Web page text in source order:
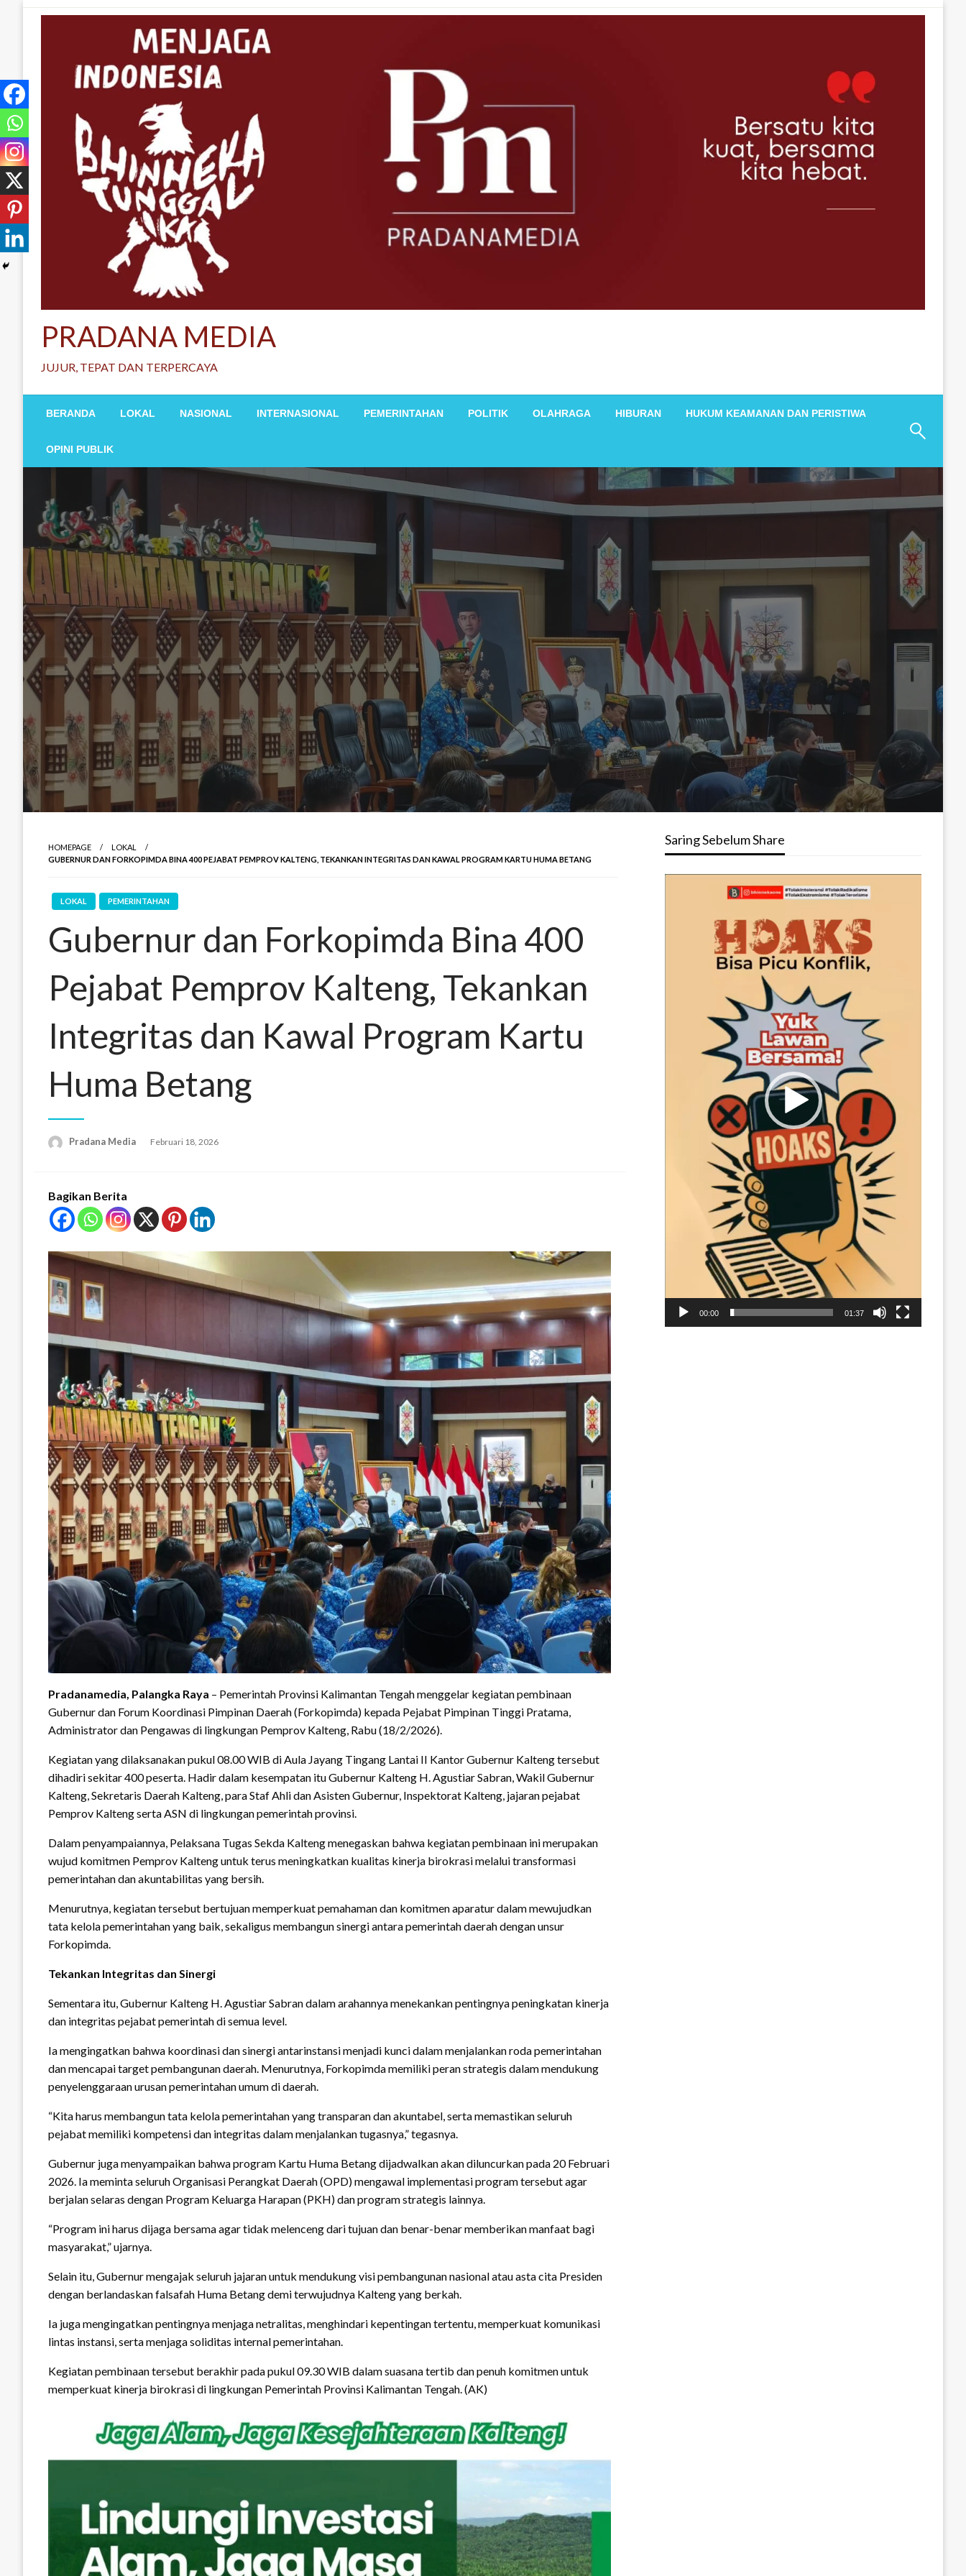
PRADANA MEDIA
JUJUR, TEPAT DAN TERPERCAYA
BERANDA LOKAL NASIONAL INTERNASIONAL PEMERINTAHAN POLITIK OLAHRAGA HIBURAN HUKUM KEAMANAN DAN PERISTIWA
OPINI PUBLIK
HOMEPAGE
LOKAL
GUBERNUR DAN FORKOPIMDA BINA 400 PEJABAT PEMPROV KALTENG, TEKANKAN INTEGRITAS DAN KAWAL PROGRAM KARTU HUMA BETANG
LOKAL PEMERINTAHAN
Gubernur dan Forkopimda Bina 400
Pejabat Pemprov Kalteng, Tekankan
Integritas dan Kawal Program Kartu
Huma Betang
Pradana Media Februari 18, 2026
Bagikan Berita
Pradanamedia, Palangka Raya – Pemerintah Provinsi Kalimantan Tengah menggelar kegiatan pembinaan
Gubernur dan Forum Koordinasi Pimpinan Daerah (Forkopimda) kepada Pejabat Pimpinan Tinggi Pratama,
Administrator dan Pengawas di lingkungan Pemprov Kalteng, Rabu (18/2/2026).
Kegiatan yang dilaksanakan pukul 08.00 WIB di Aula Jayang Tingang Lantai II Kantor Gubernur Kalteng tersebut
dihadiri sekitar 400 peserta. Hadir dalam kesempatan itu Gubernur Kalteng H. Agustiar Sabran, Wakil Gubernur
Kalteng, Sekretaris Daerah Kalteng, para Staf Ahli dan Asisten Gubernur, Inspektorat Kalteng, jajaran pejabat
Pemprov Kalteng serta ASN di lingkungan pemerintah provinsi.
Dalam penyampaiannya, Pelaksana Tugas Sekda Kalteng menegaskan bahwa kegiatan pembinaan ini merupakan
wujud komitmen Pemprov Kalteng untuk terus meningkatkan kualitas kinerja birokrasi melalui transformasi
pemerintahan dan akuntabilitas yang bersih.
Menurutnya, kegiatan tersebut bertujuan memperkuat pemahaman dan komitmen aparatur dalam mewujudkan
tata kelola pemerintahan yang baik, sekaligus membangun sinergi antara pemerintah daerah dengan unsur
Forkopimda.
Tekankan Integritas dan Sinergi
Sementara itu, Gubernur Kalteng H. Agustiar Sabran dalam arahannya menekankan pentingnya peningkatan kinerja
dan integritas pejabat pemerintah di semua level.
Ia mengingatkan bahwa koordinasi dan sinergi antarinstansi menjadi kunci dalam menjalankan roda pemerintahan
dan mencapai target pembangunan daerah. Menurutnya, Forkopimda memiliki peran strategis dalam mendukung
penyelenggaraan urusan pemerintahan umum di daerah.
“Kita harus membangun tata kelola pemerintahan yang transparan dan akuntabel, serta memastikan seluruh
pejabat memiliki kompetensi dan integritas dalam menjalankan tugasnya,” tegasnya.
Gubernur juga menyampaikan bahwa program Kartu Huma Betang dijadwalkan akan diluncurkan pada 20 Februari
2026. Ia meminta seluruh Organisasi Perangkat Daerah (OPD) mengawal implementasi program tersebut agar
berjalan selaras dengan Program Keluarga Harapan (PKH) dan program strategis lainnya.
“Program ini harus dijaga bersama agar tidak melenceng dari tujuan dan benar-benar memberikan manfaat bagi
masyarakat,” ujarnya.
Selain itu, Gubernur mengajak seluruh jajaran untuk mendukung visi pembangunan nasional atau asta cita Presiden
dengan berlandaskan falsafah Huma Betang demi terwujudnya Kalteng yang berkah.
Ia juga mengingatkan pentingnya menjaga netralitas, menghindari kepentingan tertentu, memperkuat komunikasi
lintas instansi, serta menjaga soliditas internal pemerintahan.
Kegiatan pembinaan tersebut berakhir pada pukul 09.30 WIB dalam suasana tertib dan penuh komitmen untuk
memperkuat kinerja birokrasi di lingkungan Pemerintah Provinsi Kalimantan Tengah. (AK)
Saring Sebelum Share
00:00 01:37